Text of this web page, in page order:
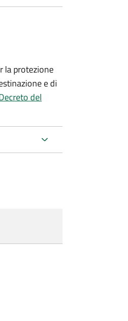
la protezione
e di
del